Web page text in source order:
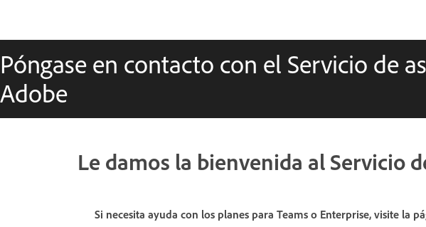
Póngase en contacto con el Servicio de
Adobe
Le damos la bienvenida al Servicio
Si necesita ayuda con los planes para Teams o Enterprise, visite la